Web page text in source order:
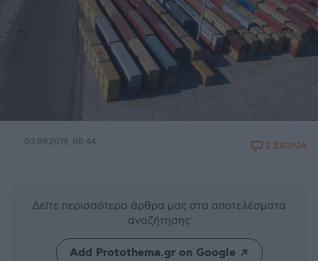
03.09.2019, 08:44 2 ΣΧΟΛΙΑ
Δείτε περισσότερα άρθρα μας στα αποτελέσματα
αναζήτησης
Add Protothema.gr on Google